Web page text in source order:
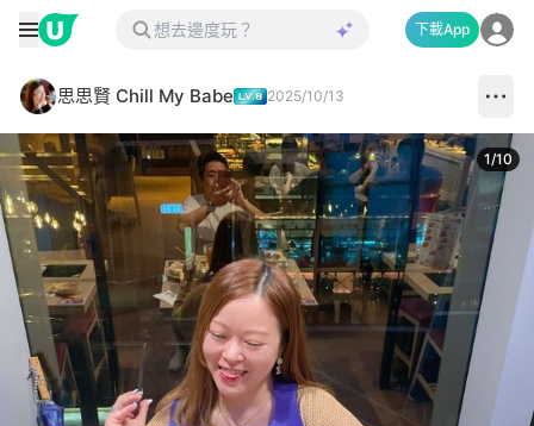
下載App
思思賢 Chill My Babe 2025/10/13
1/10